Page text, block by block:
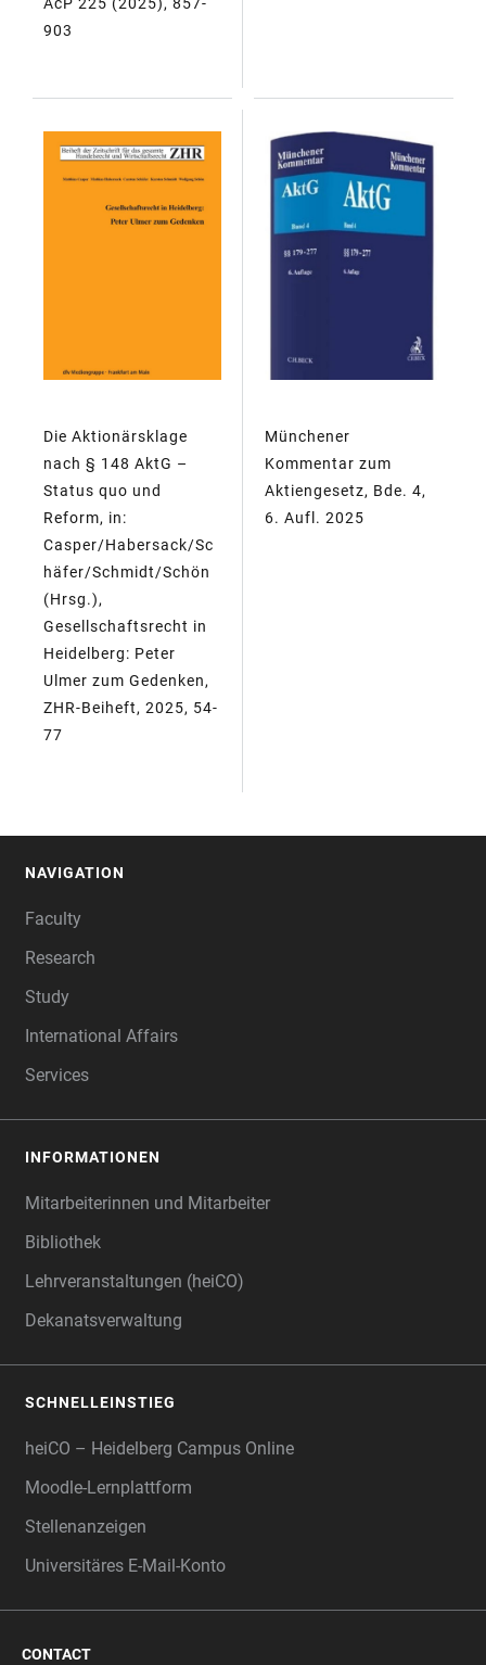
903
Die Aktionärsklage
nach § 148 AktG –
Status quo und
Reform, in:
Casper/Habersack/Sc
häfer/Schmidt/Schön
(Hrsg.),
Gesellschaftsrecht in
Heidelberg: Peter
Ulmer zum Gedenken,
ZHR-Beiheft, 2025, 54-
77
Münchener
Kommentar zum
Aktiengesetz, Bde. 4,
6. Aufl. 2025
NAVIGATION
Faculty
Research
Study
International Affairs
Services
INFORMATIONEN
Mitarbeiterinnen und Mitarbeiter
Bibliothek
Lehrveranstaltungen (heiCO)
Dekanatsverwaltung
SCHNELLEINSTIEG
heiCO – Heidelberg Campus Online
Moodle-Lernplattform
Stellenanzeigen
Universitäres E-Mail-Konto
CONTACT